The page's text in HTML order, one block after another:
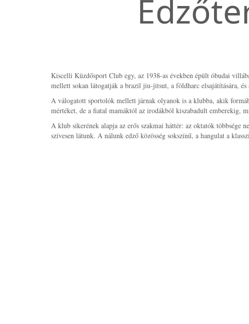
Kiscelli Küzdősport Club egy, az 1938-as években épült óbudai
mellett sokan látogatják a brazil jiu-jitsut, a földharc elsajátítására, és
A válogatott sportolók mellett járnak olyanok is a klubba, akik
mértéket, de a fiatal mamáktól az irodákból kiszabadult emberekig,
A klub sikerének alapja az erős szakmai háttér: az oktatók többsége
szívesen látunk. A nálunk edző közösség sokszínű, a hangulat a